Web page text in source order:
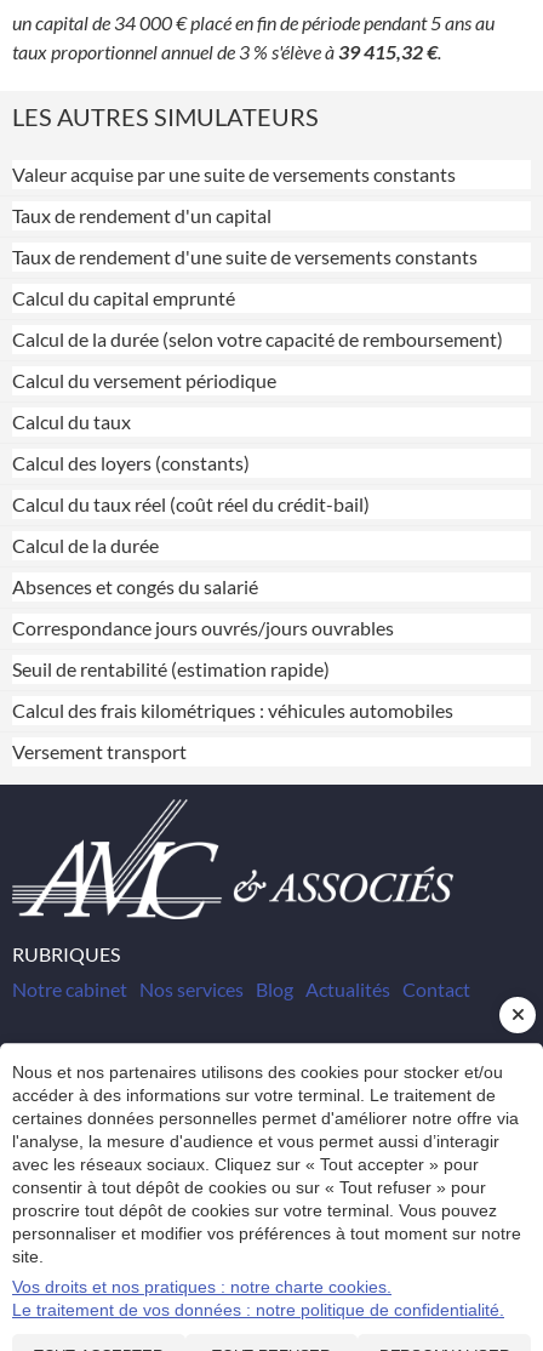
un capital de 34 000 € placé en fin de période pendant 5 ans au
taux proportionnel annuel de 3 % s'élève à39 415,32 €.
LES AUTRES SIMULATEURS
Valeur acquise par une suite de versements constants
Taux de rendement d'un capital
Taux de rendement d'une suite de versements constants
Calcul du capital emprunté
Calcul de la durée (selon votre capacité de remboursement)
Calcul du versement périodique
Calcul du taux
Calcul des loyers (constants)
Calcul du taux réel (coût réel du crédit-bail)
Calcul de la durée
Absences et congés du salarié
Correspondance jours ouvrés/jours ouvrables
Seuil de rentabilité (estimation rapide)
Calcul des frais kilométriques : véhicules automobiles
Versement transport
RUBRIQUES
Notre cabinet Nos services Blog Actualités Contact
INSCRIPTION NEWSLETTER
AMC & Associés - Rodez
5 Avenue Victor Hugo
Résidence Le Physalis
12000Rodez
Contact
Plan du site
Administration
Nous et nos partenaires utilisons des cookies pour stocker et/ou
accéder à des informations sur votre terminal. Le traitement de
certaines données personnelles permet d'améliorer notre offre via
l'analyse, la mesure d'audience et vous permet aussi d’interagir
avec les réseaux sociaux. Cliquez sur « Tout accepter » pour
consentir à tout dépôt de cookies ou sur « Tout refuser » pour
proscrire tout dépôt de cookies sur votre terminal. Vous pouvez
personnaliser et modifier vos préférences à tout moment sur notre
site.
Vos droits et nos pratiques : notre charte cookies.
Le traitement de vos données : notre politique de confidentialité.